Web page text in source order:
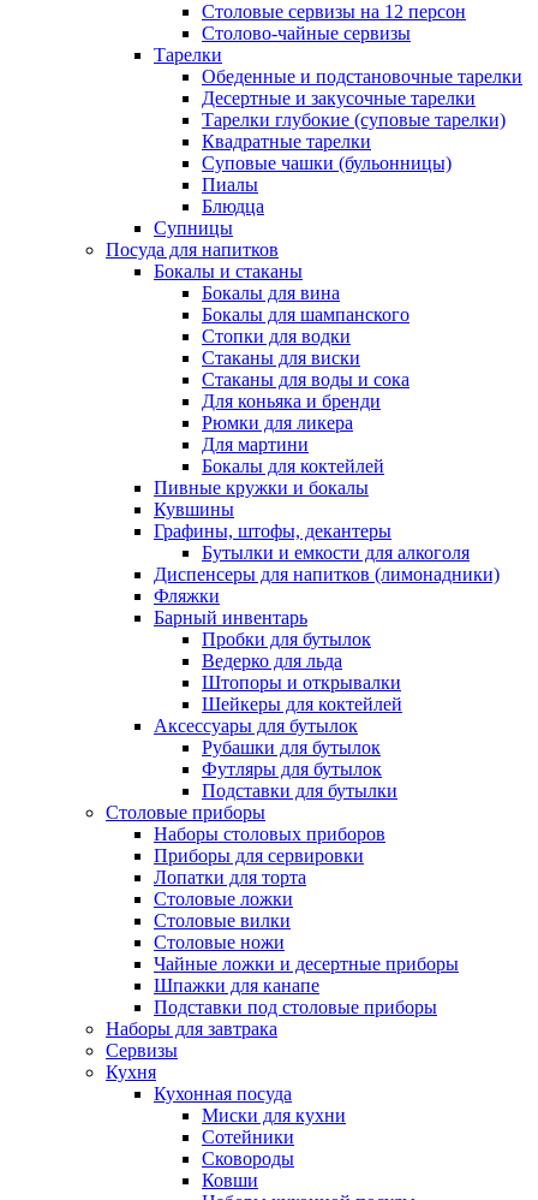
Столовые сервизы на 12 персон
Столово-чайные сервизы
Тарелки
Обеденные и подстановочные тарелки
Десертные и закусочные тарелки
Тарелки глубокие (суповые тарелки)
Квадратные тарелки
Суповые чашки (бульонницы)
Пиалы
Блюдца
Супницы
Посуда для напитков
Бокалы и стаканы
Бокалы для вина
Бокалы для шампанского
Стопки для водки
Стаканы для виски
Стаканы для воды и сока
Для коньяка и бренди
Рюмки для ликера
Для мартини
Бокалы для коктейлей
Пивные кружки и бокалы
Кувшины
Графины, штофы, декантеры
Бутылки и емкости для алкоголя
Диспенсеры для напитков (лимонадники)
Фляжки
Барный инвентарь
Пробки для бутылок
Ведерко для льда
Штопоры и открывалки
Шейкеры для коктейлей
Аксессуары для бутылок
Рубашки для бутылок
Футляры для бутылок
Подставки для бутылки
Столовые приборы
Наборы столовых приборов
Приборы для сервировки
Лопатки для торта
Столовые ложки
Столовые вилки
Столовые ножи
Чайные ложки и десертные приборы
Шпажки для канапе
Подставки под столовые приборы
Наборы для завтрака
Сервизы
Кухня
Кухонная посуда
Миски для кухни
Сотейники
Сковороды
Ковши